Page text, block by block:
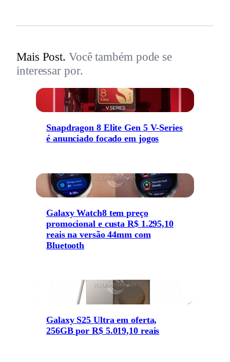
Mais Post. Você também pode se
interessar por.
Snapdragon 8 Elite Gen 5 V-Series
é anunciado focado em jogos
Galaxy Watch8 tem preço
promocional e custa R$ 1.295,10
reais na versão 44mm com
Bluetooth
Galaxy S25 Ultra em oferta,
256GB por R$ 5.019,10 reais